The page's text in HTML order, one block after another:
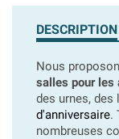
DESCRIPTION
Nous
salles pour les
des urnes, des
d'anniversaire.
nombreuses